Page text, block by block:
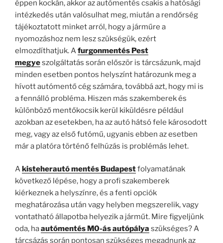
éppen kockán, akkor az autómentés csakis a hatósági
intézkedés után valósulhat meg, miután a rendőrség
tájékoztatott minket arról, hogy a járműre a
nyomozáshoz nem lesz szükségük, ezért
elmozdíthatjuk. Afurgonmentés Pest
megyeszolgáltatás során először is tárcsázunk, majd
minden esetben pontos helyszínt határozunk meg a
hívott autómentő cég számára, továbbá azt, hogy mi is
a fennálló probléma. Hiszen más szakemberek és
különböző mentőkocsik kerül kiküldésre például
azokban az esetekben, ha az autó hátsó fele károsodott
meg, vagy az első futómű, ugyanis ebben az esetben
már a platóra történő felhúzás is problémás lehet.
Akisteherautó mentés Budapestfolyamatának
következő lépése, hogy a profi szakemberek
kiérkeznek a helyszínre, és a fenti opciók
meghatározása után vagy helyben megszerelik, vagy
vontatható állapotba helyezik a járműt. Mire figyeljünk
oda, haautómentés M0-ás autópálya szükséges? A
tárcsázás során pontosan szükséges megadnunk az